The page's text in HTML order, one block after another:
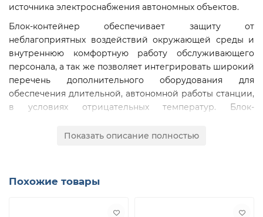
источника электроснабжения автономных объектов.
Блок-контейнер обеспечивает защиту от
неблагоприятных воздействий окружающей среды и
внутреннюю комфортную работу обслуживающего
персонала, а так же позволяет интегрировать широкий
перечень дополнительного оборудования для
обеспечения длительной, автономной работы станции,
в условиях отрицательных температур. Блок-
использования в диапазоне температур от -40С° до
Конструкция блок- контейнера состоит из:
Силового металлического каркаса
Показать описание полностью
Похожие товары